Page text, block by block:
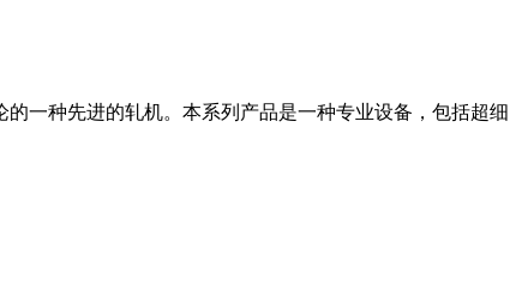
一种先进的轧机。本系列产品是一种专业设备，包括超细